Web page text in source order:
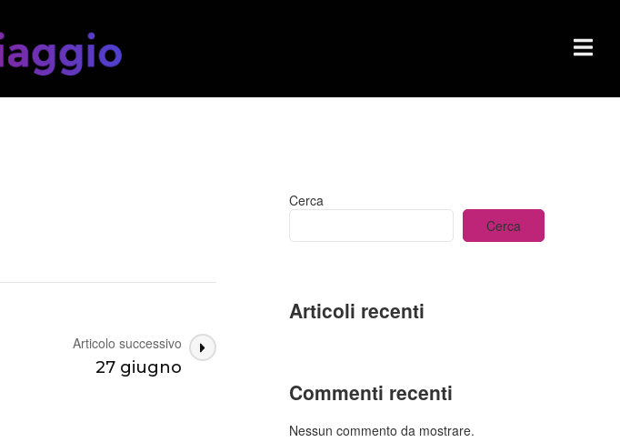
Articolo successivo
27 giugno
Cerca
Cerca
Articoli recenti
Commenti recenti
Nessun commento da mostrare.